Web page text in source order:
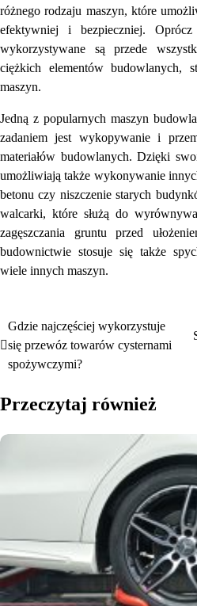
różnego rodzaju maszyn, które
efektywniej i bezpieczniej.
wykorzystywane są przede
ciężkich elementów budowlanych,
maszyn.
Jedną z popularnych maszyn
zadaniem jest wykopywanie i
materiałów budowlanych. Dzięki
umożliwiają także wykonywanie
betonu czy niszczenie starych
walcarki, które służą do
zagęszczania gruntu przed
budownictwie stosuje się także
wiele innych maszyn.
Nawigacja
wpisu
Gdzie najczęściej wykorzystuje
się przewóz towarów cysternami
spożywczymi?
Przeczytaj również